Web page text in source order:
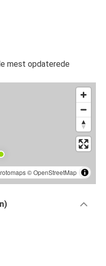
mest opdaterede
©OpenStreetMap